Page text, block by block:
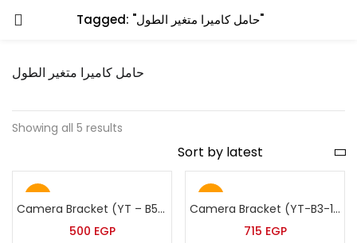
Tagged: "حامل كاميرا متغير الطول"
حامل كاميرا متغير الطول
Showing all 5 results
Hot
Camera Bracket (YT – B5/901 -60:120)
500 EGP
Hot
Camera Bracket (YT-B3-100:200cm)
715 EGP